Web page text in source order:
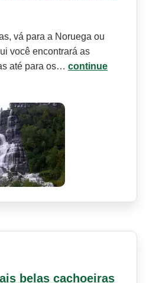
vá para a Noruega ou
você encontrará as
até para os… continue
belas cachoeiras